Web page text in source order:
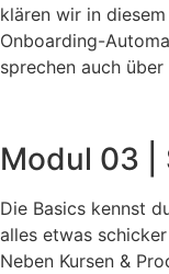
klären wir in
Onboarding-
sprechen auch
Modul 03 |
Die Basics kennst
alles etwas
Neben Kursen &